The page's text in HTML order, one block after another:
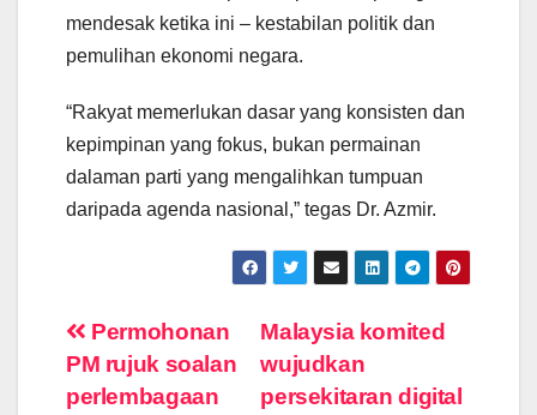
mendesak ketika ini – kestabilan politik dan
pemulihan ekonomi negara.
“Rakyat memerlukan dasar yang konsisten dan
kepimpinan yang fokus, bukan permainan
dalaman parti yang mengalihkan tumpuan
daripada agenda nasional,” tegas Dr. Azmir.
Post
navigation
Malaysia komited
wujudkan
persekitaran digital
Permohonan
PM rujuk soalan
perlembagaan